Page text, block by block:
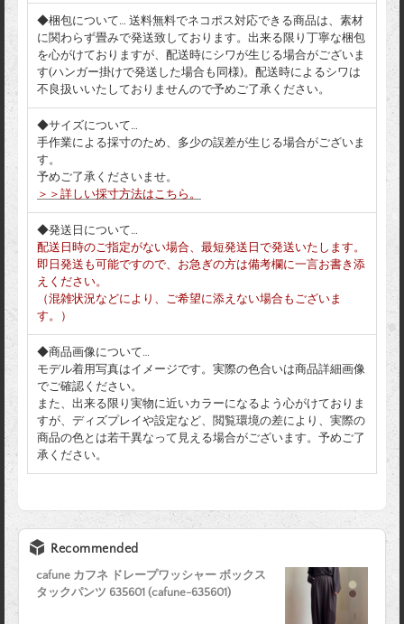
◆梱包について… 送料無料でネコポス対応できる商品は、素材
に関わらず畳みで発送致しております。出来る限り丁寧な梱包
を心がけておりますが、配送時にシワが生じる場合がございま
す(ハンガー掛けで発送した場合も同様)。配送時によるシワは
不良扱いいたしておりませんので予めご了承ください。
◆サイズについて…
手作業による採寸のため、多少の誤差が生じる場合がございま
す。
予めご了承くださいませ。
＞＞詳しい採寸方法はこちら。
◆発送日について…
配送日時のご指定がない場合、最短発送日で発送いたします。
即日発送も可能ですので、お急ぎの方は備考欄に一言お書き添
えください。
（混雑状況などにより、ご希望に添えない場合もございま
す。）
◆商品画像について…
モデル着用写真はイメージです。実際の色合いは商品詳細画像
でご確認ください。
また、出来る限り実物に近いカラーになるよう心がけておりま
すが、ディズプレイや設定など、閲覧環境の差により、実際の
商品の色とは若干異なって見える場合がございます。予めご了
承ください。
Recommended
cafune カフネ ドレープワッシャー ボックス
タックパンツ 635601 (cafune-635601)